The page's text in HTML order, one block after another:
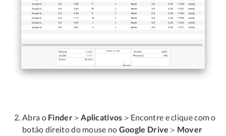
Abra o Finder＞Aplicativos ＞Encontre e clique com o
botão direito do mouse no Google Drive ＞ Mover